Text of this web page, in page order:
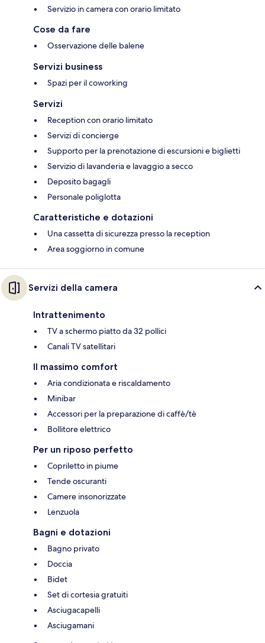
Servizio in camera con orario limitato
Cose da fare
Osservazione delle balene
Servizi business
Spazi per il coworking
Servizi
Reception con orario limitato
Servizi di concierge
Supporto per la prenotazione di escursioni e biglietti
Servizio di lavanderia e lavaggio a secco
Deposito bagagli
Personale poliglotta
Caratteristiche e dotazioni
Una cassetta di sicurezza presso la reception
Area soggiorno in comune
Servizi della camera
Intrattenimento
TV a schermo piatto da 32 pollici
Canali TV satellitari
Il massimo comfort
Aria condizionata e riscaldamento
Minibar
Accessori per la preparazione di caffè/tè
Bollitore elettrico
Per un riposo perfetto
Copriletto in piume
Tende oscuranti
Camere insonorizzate
Lenzuola
Bagni e dotazioni
Bagno privato
Doccia
Bidet
Set di cortesia gratuiti
Asciugacapelli
Asciugamani